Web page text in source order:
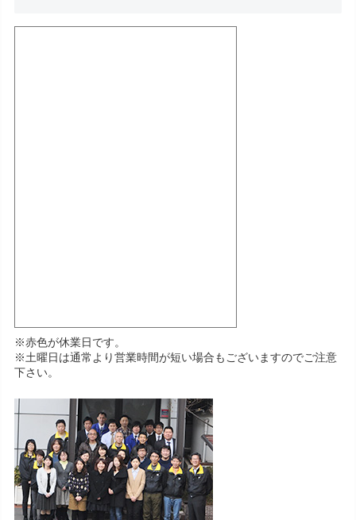
※赤色が休業日です。
※土曜日は通常より営業時間が短い場合もございますのでご注意
下さい。